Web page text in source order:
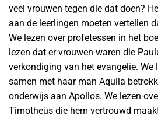
veel vrouwen tegen die dat doen?
aan de leerlingen moeten vertellen
We lezen over profetessen in het
lezen dat er vrouwen waren die
verkondiging van het evangelie. We
samen met haar man Aquila
onderwijs aan Apollos. We lezen
Timotheüs die hem vertrouwd